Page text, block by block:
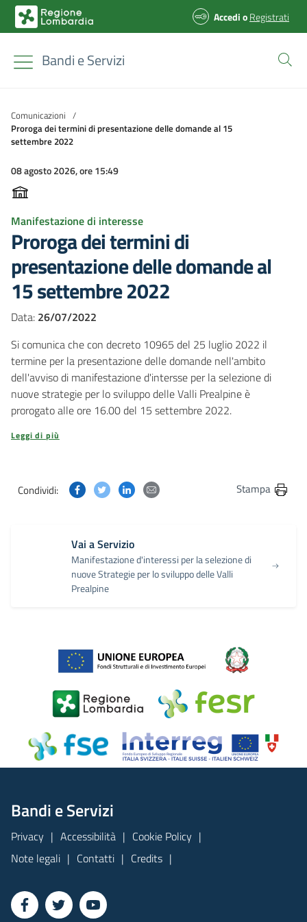
AccedioRegistrati
Bandi e Servizi
Comunicazioni /
Proroga dei termini di presentazione delle domande al 15
settembre 2022
08 agosto 2026, ore 15:49
Manifestazione di interesse
Proroga dei termini di
presentazione delle domande al
15 settembre 2022
Data: 26/07/2022
Si comunica che con decreto 10965 del 25 luglio 2022 il
termine per la presentazione delle domande nell'ambito
dell'avviso di manifestazione d'intersse per la selezione di
nuove strategie per lo sviluppo delle Valli Prealpine è
prorogato alle ore 16.00 del 15 settembre 2022.
Leggi di più
Condividi: Condividi questa pagina su Facebook
Condividi questa pagina su Twitter
Condividi questa pagina su Linkedin
Condividi questa pagina via
Stampa
Vai a Servizio
Manifestazione d'interessi per la selezione di
nuove Strategie per lo sviluppo delle Valli
Prealpine
Bandi e Servizi
Privacy Accessibilità
Cookie Policy
Note legali
Contatti Credits